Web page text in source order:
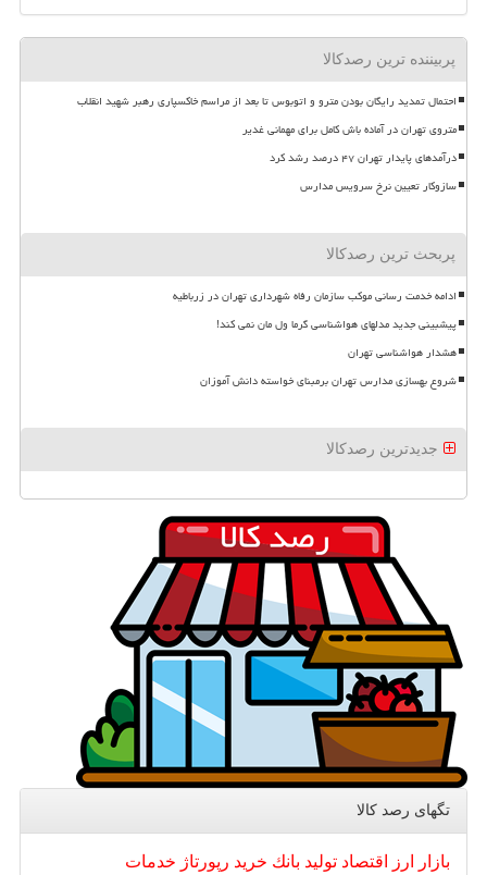
پربیننده ترین رصدکالا
احتمال تمدید رایگان بودن مترو و اتوبوس تا بعد از مراسم خاکسپاری رهبر شهید انقلاب
متروی تهران در آماده باش کامل برای مهمانی غدیر
درآمدهای پایدار تهران ۴۷ درصد رشد کرد
سازوکار تعیین نرخ سرویس مدارس
پربحث ترین رصدکالا
ادامه خدمت رسانی موکب سازمان رفاه شهرداری تهران در زرباطیه
پیشبینی جدید مدلهای هواشناسی گرما ول مان نمی کند!
هشدار هواشناسی تهران
شروع بهسازی مدارس تهران برمبنای خواسته دانش آموزان
جدیدترین رصدکالا
تگهای رصد كالا
بازار ارز اقتصاد تولید بانك خرید رپورتاژ خدمات